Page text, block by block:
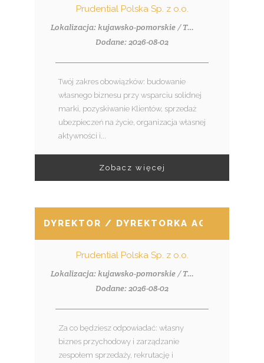
Prudential Polska Sp. z o.o.
Lokalizacja: kujawsko-pomorskie / Toruń, ul. Grudziądzka 46-48
Dodane: 2026-08-02
Twój zakres obowiązków: budowanie
własnego biznesu przy wsparciu solidnej
marki, pozyskiwanie Klientów, sprzedaż
ubezpieczeń na życie, organizacja własnej
aktywności i...
Zobacz więcej
DYREKTOR / DYREKTORKA AGENCJI
Prudential Polska Sp. z o.o.
Lokalizacja: kujawsko-pomorskie / Toruń, ul. Grudziądzka 46-48
Dodane: 2026-08-02
Za co będziesz odpowiadać: własny
biznes przychodowy i zarządzanie
zespołem sprzedaży, rekrutację i